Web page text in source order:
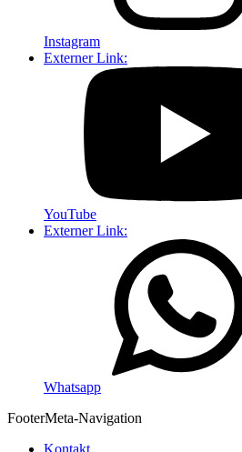
Instagram
Externer Link:
YouTube
Externer Link:
Whatsapp
FooterMeta-Navigation
Kontakt